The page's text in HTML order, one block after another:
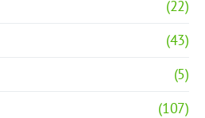
(22)
(43)
(5)
(107)